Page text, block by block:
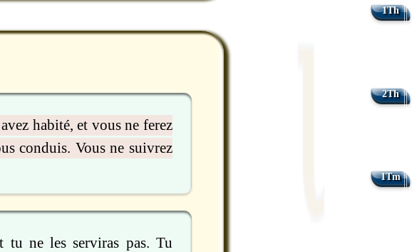
habité, et vous ne ferez
conduis. Vous ne suivrez
tu ne les serviras pas. Tu
1Th
2Th
1Tm